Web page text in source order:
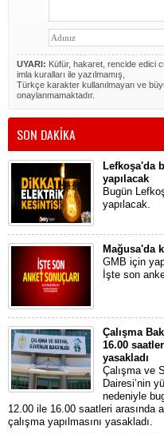
UYARI: Küfür, hakaret, rencide edici
imla kuralları ile yazılmamış,
Türkçe karakter kullanılmayan ve
onaylanmamaktadır.
SON DAKİKA
Lefkoşa'da
yapılacak
Bugün
yapılacak.
Mağusa'da
GMB için
İşte son
Çalışma
16.00
yasakladı
Çalışma ve
Dairesi’nin
nedeniyle
12.00 ile 16.00 saatleri arasında
çalışma yapılmasını yasakladı.